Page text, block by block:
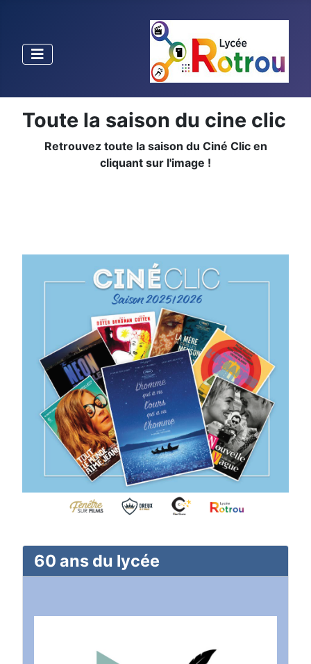
Toute la saison du cine clic
Retrouvez toute la saison du Ciné Clic en
cliquant sur l'image !
60 ans du lycée